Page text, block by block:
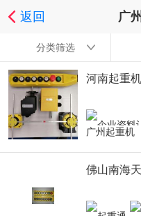
返回 广
分类筛选
河南起重
广州起重机
佛山南海